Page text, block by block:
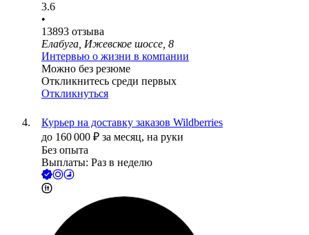
3.6
•
13893 отзыва
Елабуга, Ижевское шоссе, 8
Интервью о жизни в компании
Можно без резюме
Откликнитесь среди первых
Откликнуться
Курьер на доставку заказов Wildberries
до 160 000 ₽ за месяц, на руки
Без опыта
Выплаты: Раз в неделю